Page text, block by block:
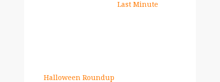
Last Minute
Halloween Roundup